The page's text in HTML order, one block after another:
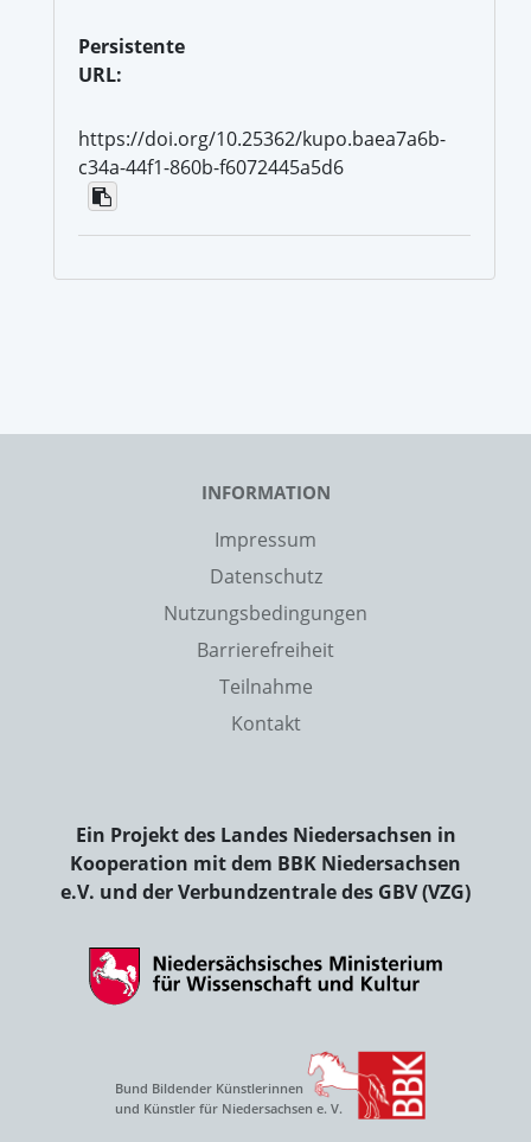
Persistente
URL:
https://doi.org/10.25362/kupo.baea7a6b-
c34a-44f1-860b-f6072445a5d6
INFORMATION
Impressum
Datenschutz
Nutzungsbedingungen
Barrierefreiheit
Teilnahme
Kontakt
Ein Projekt des Landes Niedersachsen in
Kooperation mit dem BBK Niedersachsen
e.V. und der Verbundzentrale des GBV (VZG)
Bund Bildender Künstlerinnen
und Künstler für Niedersachsen e. V.